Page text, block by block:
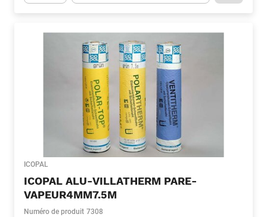
ICOPAL
ICOPAL ALU-VILLATHERM PARE-
VAPEUR4MM7.5M
Numéro de produit 7308